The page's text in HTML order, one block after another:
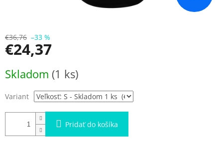
€36,76 –33 %
€24,37
cena:
Skladom (1 ks)
Variant
Pridať do košíka